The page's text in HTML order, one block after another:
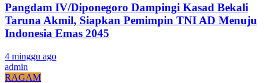
Pangdam IV/Diponegoro Dampingi Kasad Bekali
Taruna Akmil, Siapkan Pemimpin TNI AD Menuju
Indonesia Emas 2045
4 minggu ago
admin
RAGAM